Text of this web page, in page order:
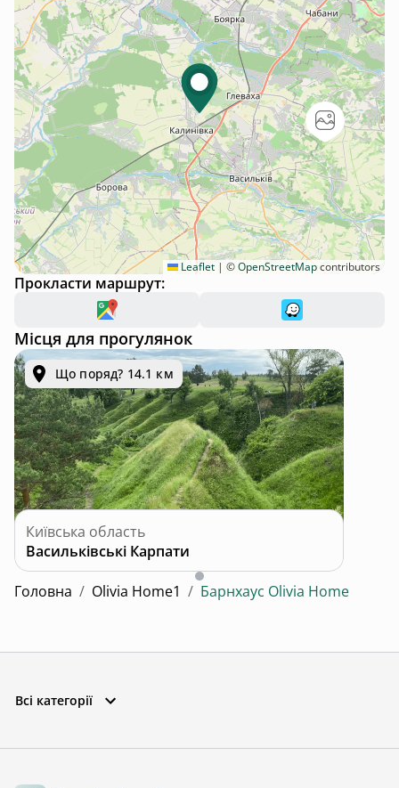
Leaflet | ©OpenStreetMapcontributors
Прокласти маршрут:
Місця для прогулянок
Що поряд? 14.1 км
Київська область
Васильківські Карпати
Головна / Olivia Home1 / Барнхаус Olivia Home
Всі категорії